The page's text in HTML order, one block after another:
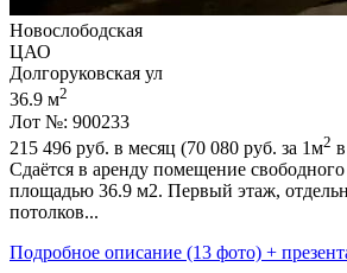
Новослободская
ЦАО
Долгоруковская ул
36.9 м2
Лот №: 900233
215 496 руб. в месяц (70 080 руб. за 1м2
Сдаётся в аренду помещение свободного
площадью 36.9 м2. Первый этаж,­
потолков...
Подробное описание (13 фото) +